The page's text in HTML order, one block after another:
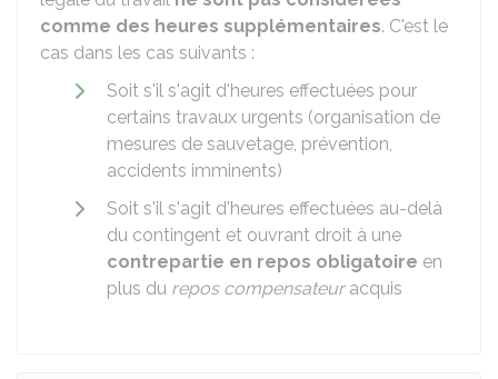
comme des heures supplémentaires. C'est le
cas dans les cas suivants :
Soit s'il s'agit d'heures effectuées pour
certains travaux urgents (organisation de
mesures de sauvetage, prévention,
accidents imminents)
Soit s'il s'agit d'heures effectuées au-delà
du contingent et ouvrant droit à une
contrepartie en repos obligatoire en
plus du repos compensateuracquis